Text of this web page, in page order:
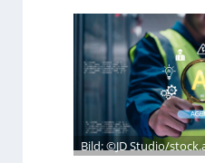
p
L
ü
b
e
r
n
Bild: ©JD Studio/